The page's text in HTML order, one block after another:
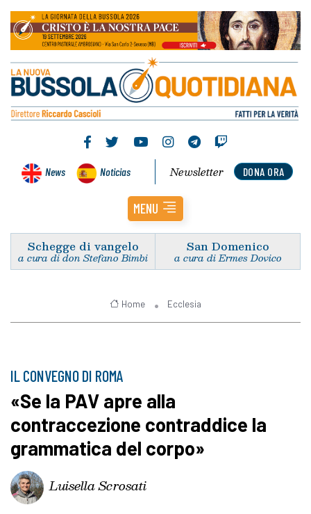
News Noticias DONA ORA
Newsletter
MENU
Schegge di vangelo
a cura di don Stefano Bimbi
San Domenico
a cura di Ermes Dovico
Home Ecclesia
IL CONVEGNO DI ROMA
«Se la PAV apre alla
contraccezione contraddice la
grammatica del corpo»
Luisella Scrosati